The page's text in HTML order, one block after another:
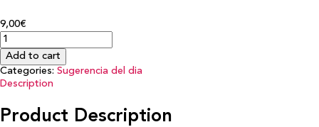
9,00€
Add to cart
Categories: Sugerencia del dia
Description
Product Description